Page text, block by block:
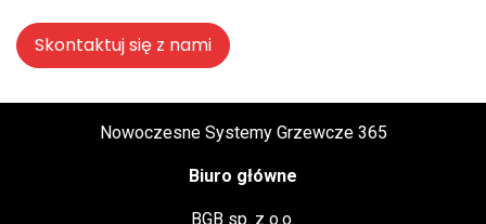
Skontaktuj się z nami
Nowoczesne Systemy Grzewcze 365
Biuro główne
BGB sp. z o.o.